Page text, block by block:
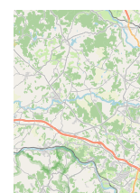
Geolocalisation